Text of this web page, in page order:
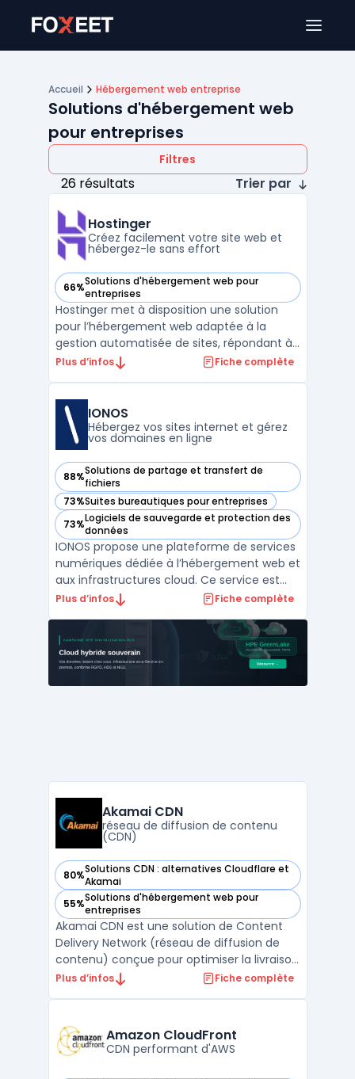
Accueil Hébergement web entreprise
Solutions d'hébergement web
pour entreprises
Filtres
26 résultats Trier par
Hostinger
Créez facilement votre site web et
hébergez-le sans effort
66%Solutions d'hébergement web pour
entreprises
— voir Hostinger dans cette catégorie
Hostinger met à disposition une solution
pour l’hébergement web adaptée à la
gestion automatisée de sites, répondant à
diverses exigences techniques
mutualisé, l’enregistrement de domaines, la
supervision de nom de domai ...
Plus d’infos Fiche complète
IONOS
Hébergez vos sites internet et gérez
vos domaines en ligne
88%Solutions de partage et transfert de
fichiers
— voir IONOS dans cette catégorie
73%Suites bureautiques pour entreprises
— voir IONOS dans cette catégorie
73%Logiciels de sauvegarde et protection des
données
— voir IONOS dans cette catégorie
IONOS propose une plateforme de services
numériques dédiée à l’hébergement web et
aux infrastructures cloud. Ce service est
destiné aux entreprises souhaitant
emails et espaces web en conformité avec
le RGPD, tout en assurant la maîtrise de
leurs données. Le ...
Plus d’infos Fiche complète
Akamai CDN
réseau de diffusion de contenu
(CDN)
80%Solutions CDN : alternatives Cloudflare et
Akamai
— voir Akamai CDN dans cette catégorie
55%Solutions d'hébergement web pour
entreprises
— voir Akamai CDN dans cette catégorie
Akamai CDN est une solution de Content
Delivery Network (réseau de diffusion de
contenu) conçue pour optimiser la livraison
de contenus en ligne, tout en garantissant
latences, augmenter la vitesse de
chargement ...
Plus d’infos Fiche complète
Amazon CloudFront
CDN performant d'AWS